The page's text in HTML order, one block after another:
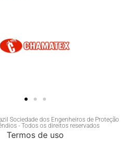
Sociedade dos Engenheiros de Proteção
- Todos os direitos reservados
Termos de uso